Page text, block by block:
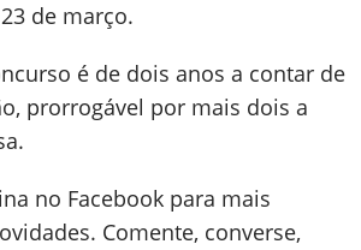
de março.
é de dois anos a contar de
prorrogável por mais dois a
no Facebook para mais
Comente, converse,